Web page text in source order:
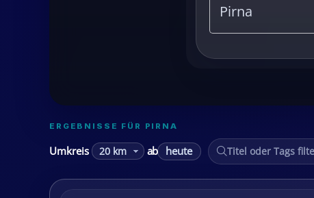
ERGEBNISSE FÜR PIRNA
Umkreis ab heute